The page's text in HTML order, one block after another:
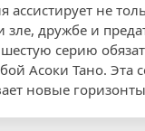
ассистирует не
зле, дружбе и
серию
Асоки Тано.
новые